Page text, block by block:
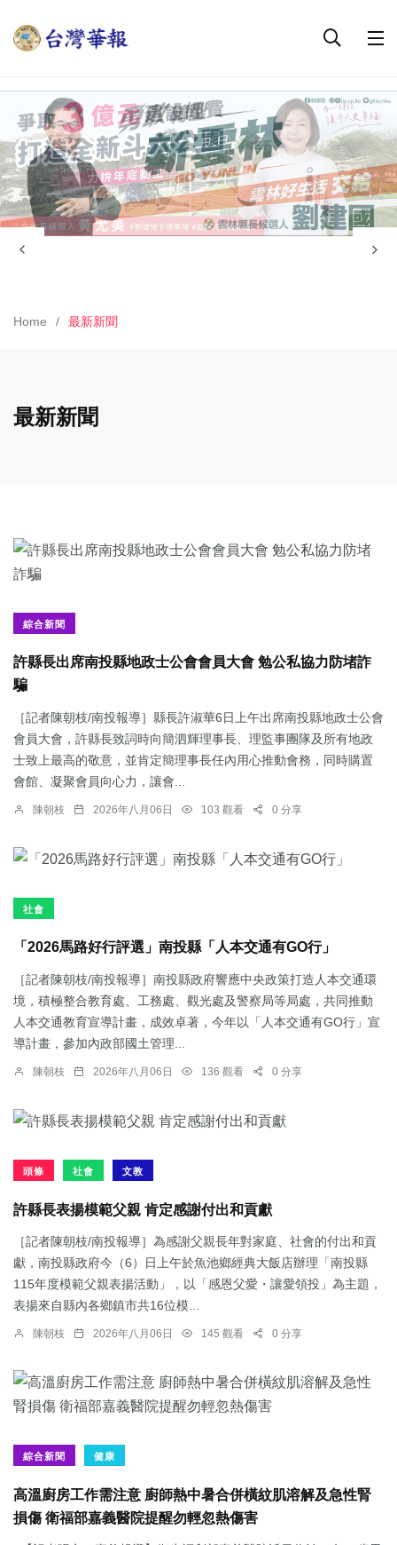
Home 最新新聞
最新新聞
綜合新聞
許縣長出席南投縣地政士公會會員大會 勉公私協力防堵詐
騙
［記者陳朝枝/南投報導］縣長許淑華6日上午出席南投縣地政士公會
會員大會，許縣長致詞時向簡泗輝理事長、理監事團隊及所有地政
士致上最高的敬意，並肯定簡理事長任內用心推動會務，同時購置
會館、凝聚會員向心力，讓會...
陳朝枝 2026年八月06日 103 觀看 0 分享
社會
「2026馬路好行評選」南投縣「人本交通有GO行」
［記者陳朝枝/南投報導］南投縣政府響應中央政策打造人本交通環
境，積極整合教育處、工務處、觀光處及警察局等局處，共同推動
人本交通教育宣導計畫，成效卓著，今年以「人本交通有GO行」宣
導計畫，參加內政部國土管理...
陳朝枝 2026年八月06日 136 觀看 0 分享
頭條 社會 文教
許縣長表揚模範父親 肯定感謝付出和貢獻
［記者陳朝枝/南投報導］為感謝父親長年對家庭、社會的付出和貢
獻，南投縣政府今（6）日上午於魚池鄉經典大飯店辦理「南投縣
115年度模範父親表揚活動」，以「感恩父愛・讓愛領投」為主題，
表揚來自縣內各鄉鎮市共16位模...
陳朝枝 2026年八月06日 145 觀看 0 分享
綜合新聞 健康
高溫廚房工作需注意 廚師熱中暑合併橫紋肌溶解及急性腎
損傷 衛福部嘉義醫院提醒勿輕忽熱傷害